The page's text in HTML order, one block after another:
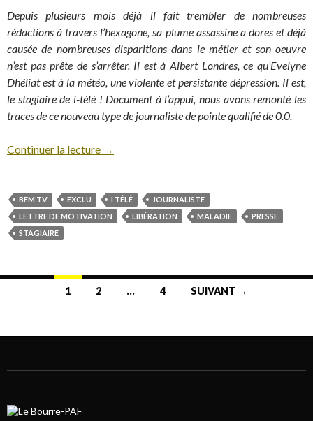
Depuis plusieurs mois déjà il fait trembler de nombreuses
rédactions à travers l’hexagone, sa plume assassine a dores et déjà
causée de nombreuses disparitions dans le métier et son oeuvre
n’est pas prête de s’arrêter. Il est à Albert Londres, ce qu’Evelyne
Dhéliat est à la météo, une violente et persistante dépression. Il est,
le stagiaire de i-télé ! Document à l’appui, nous avons remonté les
traces de ce nouveau type de journaliste de pointe qualifié de 0.0.
Continuer la lecture →
BFM TV EXCLU I TÉLÉ
JOURNALISTE
LETTRE DE MOTIVATION
LIBÉRATION MALADIE
PRESSE
STAGIAIRE
1 2 … 4 SUIVANT →